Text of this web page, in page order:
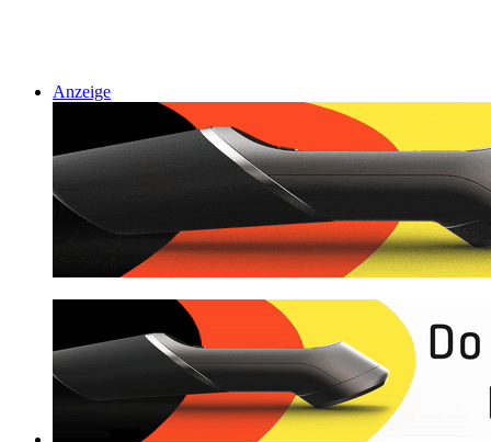
Anzeige